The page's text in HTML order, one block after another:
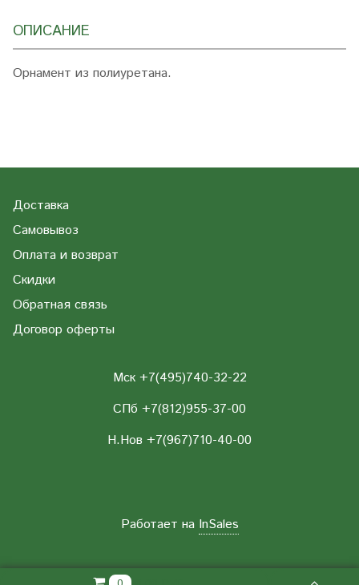
ОПИСАНИЕ
Орнамент из полиуретана.
Доставка
Самовывоз
Оплата и возврат
Скидки
Обратная связь
Договор оферты
Мск +7(495)740-32-22
СПб +7(812)955-37-00
Н.Нов +7(967)710-40-00
Работает на InSales